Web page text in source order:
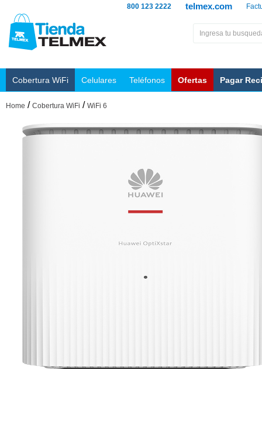
telmex.com
800 123 2222
Cobertura WiFi Celulares Teléfonos Ofertas Pagar
Home / Cobertura WiFi / WiFi 6